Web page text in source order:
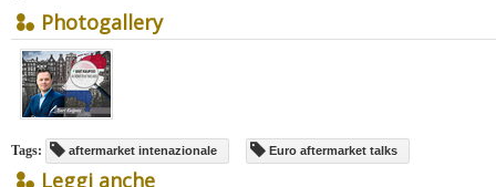
Photogallery
Tags: aftermarket intenazionale Euro aftermarket talks
Leggi anche